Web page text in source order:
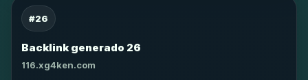
#26
Backlink generado 26
116.xg4ken.com